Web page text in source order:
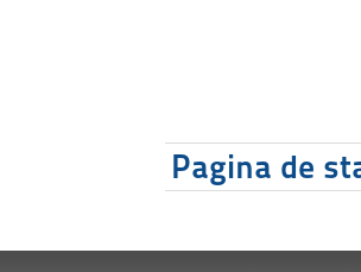
Pagina de